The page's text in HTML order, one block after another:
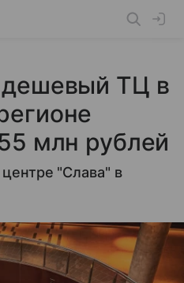
ТЦ в
млн рублей
"Слава" в